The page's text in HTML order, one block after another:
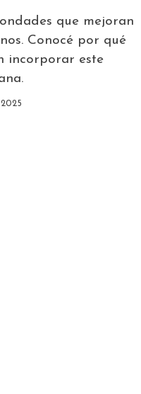
que mejoran
Conocé por qué
incorporar este